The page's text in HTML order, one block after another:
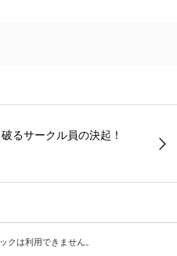
るサークル員の決起！
クは利用できません。